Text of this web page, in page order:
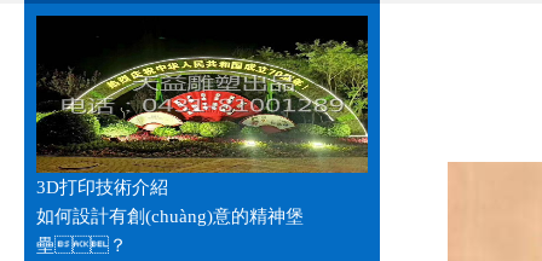
3D打印技術介紹
如何設計有創(chuàng)意的精神堡
壘？